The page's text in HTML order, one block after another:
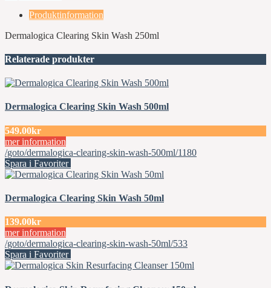
Produktinformation
Dermalogica Clearing Skin Wash 250ml
Relaterade produkter
Dermalogica Clearing Skin Wash 500ml
549.00kr
mer information
/goto/dermalogica-clearing-skin-wash-500ml/1180
Spara i Favoriter
Dermalogica Clearing Skin Wash 50ml
139.00kr
mer information
/goto/dermalogica-clearing-skin-wash-50ml/533
Spara i Favoriter